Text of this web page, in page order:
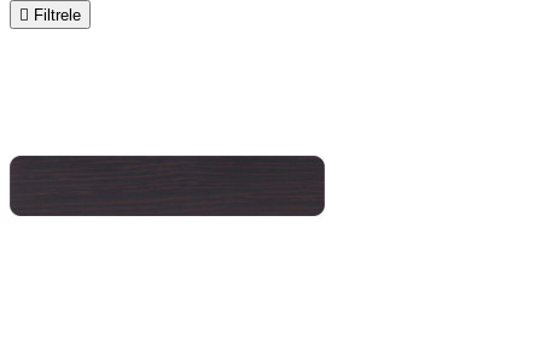
 Filtrele